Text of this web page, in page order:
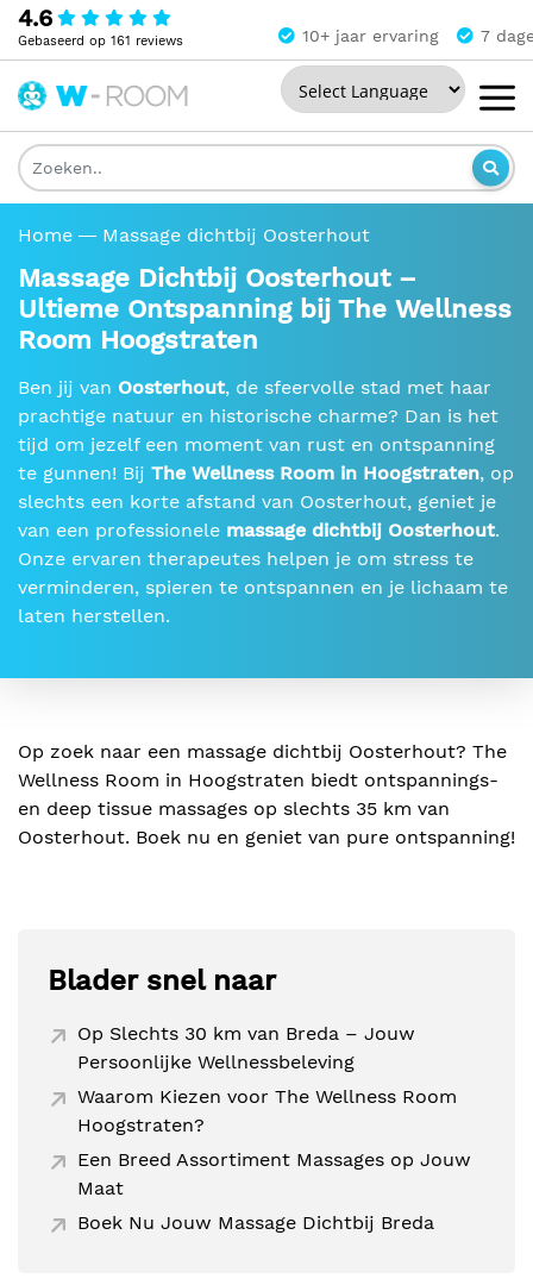
4.6
Gebaseerd op 161 reviews 10+ jaar ervaring 7
Powered by
Wellness
Room
Home Massage dichtbij Oosterhout
Massage Dichtbij Oosterhout –
Ultieme Ontspanning bij The Wellness
Room Hoogstraten
Ben jij van Oosterhout, de sfeervolle stad met haar
prachtige natuur en historische charme? Dan is het
tijd om jezelf een moment van rust en ontspanning
te gunnen! Bij The Wellness Room in Hoogstraten, op
slechts een korte afstand van Oosterhout, geniet je
van een professionele massage dichtbij Oosterhout.
Onze ervaren therapeutes helpen je om stress te
verminderen, spieren te ontspannen en je lichaam te
laten herstellen.
Op zoek naar een massage dichtbij Oosterhout? The
Wellness Room in Hoogstraten biedt ontspannings-
en deep tissue massages op slechts 35 km van
Oosterhout. Boek nu en geniet van pure ontspanning!
Blader snel naar
Op Slechts 30 km van Breda – Jouw
Persoonlijke Wellnessbeleving
Waarom Kiezen voor The Wellness Room
Hoogstraten?
Een Breed Assortiment Massages op Jouw
Maat
Boek Nu Jouw Massage Dichtbij Breda